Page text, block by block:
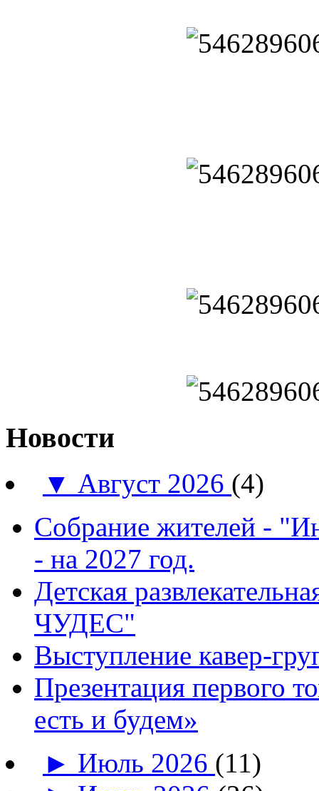
Новости
▼ Август 2026 (4)
Собрание жителей -
- на 2027 год.
Детская
ЧУДЕС"
Выступление кавер-
Презентация первого
есть и будем»
► Июль 2026 (11)